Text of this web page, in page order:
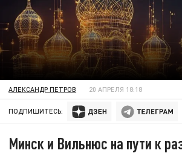
АЛЕКСАНДР ПЕТРОВ 20 АПРЕЛЯ 18:18
ПОДПИШИТЕСЬ:
Минск и Вильнюс на пути к